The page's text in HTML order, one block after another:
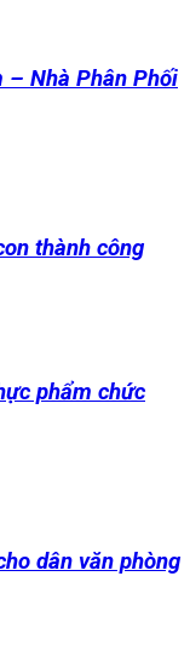
– Nhà Phân Phối
thành công
phẩm chức
dân văn phòng